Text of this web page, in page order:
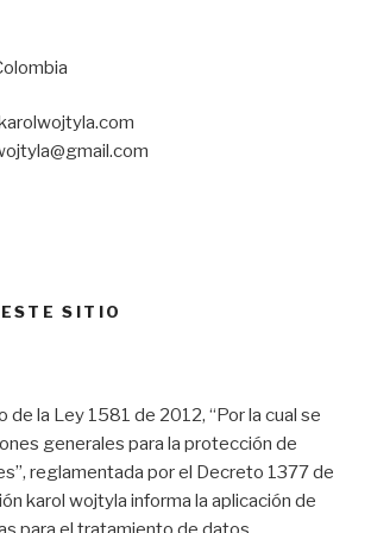
SITIO
de la Ley 1581 de 2012, “Por la cual se
generales para la protección de
reglamentada por el Decreto 1377 de
karol wojtyla informa la aplicación de